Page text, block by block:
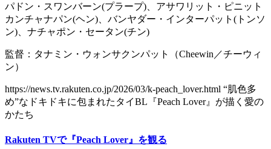
パドン・スワンバーン(プラープ)、アサワリット・ピニット
カンチャナパン(ヘン)、バンヤダー・インターパット(トンソ
ン)、ナチャポン・セータン(チン)
監督：タナミン・ウォンサクンパット（Cheewin／チーウィ
ン）
https://news.tv.rakuten.co.jp/2026/03/k-peach_lover.html “肌色多
め”なドキドキに包まれたタイBL『Peach Lover』が描く愛の
かたち
Rakuten TVで『Peach Lover』を観る